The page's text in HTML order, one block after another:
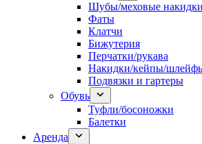
Шубы/меховые накидки
Фаты
Клатчи
Бижутерия
Перчатки/рукава
Накидки/кейпы/
Подвязки и гартеры
Обувь
Туфли/босоножки
Балетки
Аренда